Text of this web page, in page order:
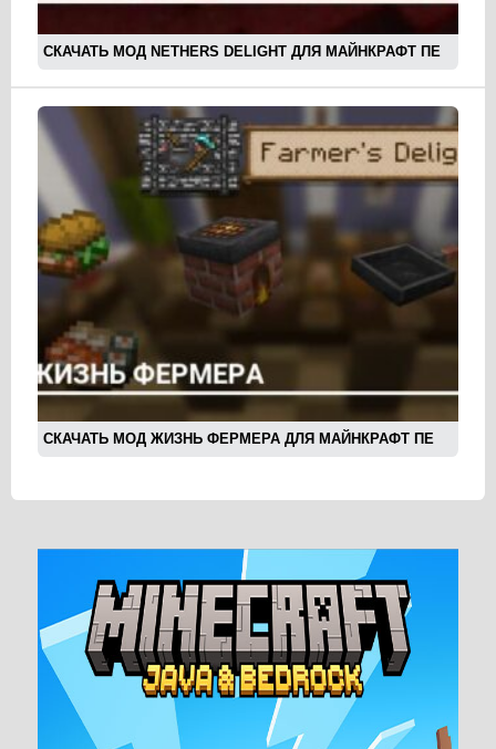
СКАЧАТЬ МОД NETHERS DELIGHT ДЛЯ МАЙНКРАФТ ПЕ
СКАЧАТЬ МОД ЖИЗНЬ ФЕРМЕРА ДЛЯ МАЙНКРАФТ ПЕ